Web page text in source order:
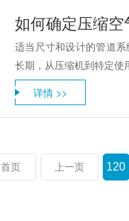
如何确定压缩
适当尺寸和设计的管道
长期，从压缩机到特定使
详情 >>
首页 上一页 120